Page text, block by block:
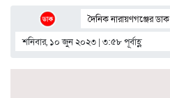
দৈনিক নারায়ণগঞ্জের ডাক
শনিবার, ১০ জুন ২০২৩ | ৩:৫৮ পূর্বাহ্ণ